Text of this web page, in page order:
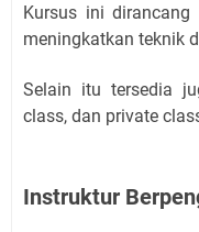
Kursus ini
meningkatkan teknik
Selain itu tersedia
class, dan private
Instruktur